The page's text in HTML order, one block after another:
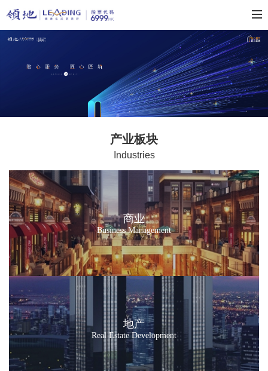
产业板块
Industries
商业
Business Management
地产
Real Estate Development